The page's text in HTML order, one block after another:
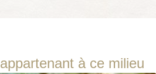
appartenant à ce milieu